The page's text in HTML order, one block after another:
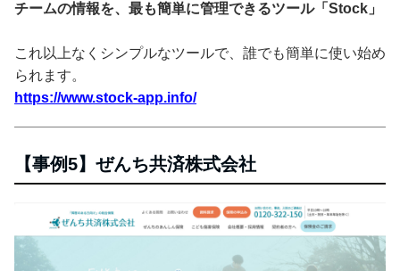
チームの情報を、最も簡単に管理できるツール「Stock」
これ以上なくシンプルなツールで、誰でも簡単に使い始め
られます。
https://www.stock-app.info/
【事例5】ぜんち共済株式会社